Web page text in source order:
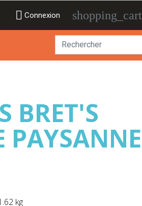
 Connexion shopping_cart
BRET'S
PAYSANNE
kg